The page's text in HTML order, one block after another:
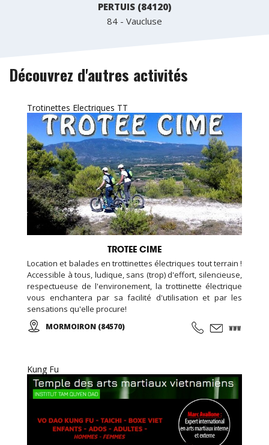
PERTUIS (84120)
84 - Vaucluse
Découvrez d'autres activités
Trotinettes Electriques TT
TROTEE CIME
Location et balades en trottinettes électriques tout terrain !
Accessible à tous, ludique, sans (trop) d'effort, silencieuse,
respectueuse de l'environement, la trottinette électrique
vous enchantera par sa facilité d'utilisation et par les
sensations qu'elle procure!
MORMOIRON (84570)
Kung Fu